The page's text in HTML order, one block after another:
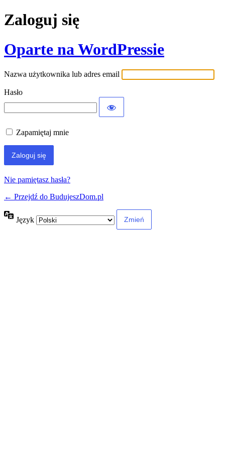
Zaloguj się
Oparte na WordPressie
Nazwa użytkownika lub adres email
Hasło
Zapamiętaj mnie
Nie pamiętasz hasła?
← Przejdź do BudujeszDom.pl
Język